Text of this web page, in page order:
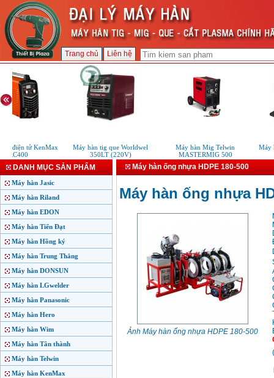
Trang chủ Liên hệ
điện tử KenMax
Máy hàn tig que Worldwel
350LT (220V)
Máy hàn Mig Telwin
MASTERMIG 500
Máy
DANH MỤC SẢN PHẨM
Máy hàn Jasic
Máy hàn Riland
Máy hàn EDON
Máy hàn Tiến Đạt
Máy hàn Hồng ký
Máy hàn Trung Thắng
Máy hàn DONSUN
Máy hàn LGwelder
Máy hàn Panasonic
Máy hàn Hero
Máy hàn Wim
Máy hàn Tân thành
Máy hàn Telwin
Máy hàn KenMax
Máy hàn ống nhựa HDPE 180-500
Máy hàn ống nhựa
Ảnh Máy hàn ống nhựa HDPE 180-500
(